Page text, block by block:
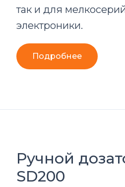
так и для
электроники.
Подробнее
Ручной
SD200